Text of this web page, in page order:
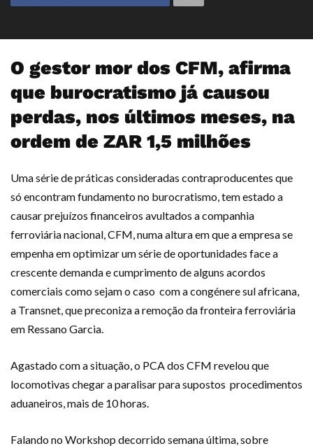
O gestor mor dos CFM, afirma
que burocratismo já causou
perdas, nos últimos meses, na
ordem de ZAR 1,5 milhões
Uma série de práticas consideradas contraproducentes que
só encontram fundamento no burocratismo, tem estado a
causar prejuízos financeiros avultados a companhia
ferroviária nacional, CFM, numa altura em que a empresa se
empenha em optimizar um série de oportunidades face a
crescente demanda e cumprimento de alguns acordos
comerciais como sejam o caso com a congénere sul africana,
a Transnet, que preconiza a remoção da fronteira ferroviária
em Ressano Garcia.
Agastado com a situação, o PCA dos CFM revelou que
locomotivas chegar a paralisar para supostos procedimentos
aduaneiros, mais de 10 horas.
Falando no Workshop decorrido semana última, sobre